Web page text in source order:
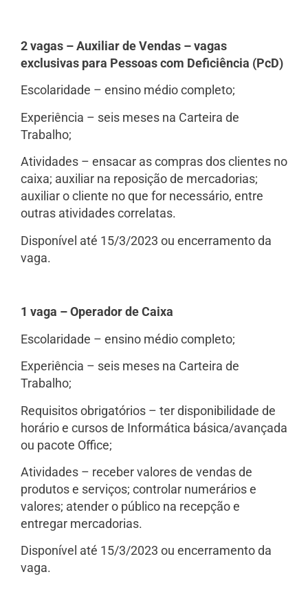
2 vagas – Auxiliar de Vendas – vagas
exclusivas para Pessoas com Deficiência (PcD)
Escolaridade – ensino médio completo;
Experiência – seis meses na Carteira de
Trabalho;
Atividades – ensacar as compras dos clientes no
caixa; auxiliar na reposição de mercadorias;
auxiliar o cliente no que for necessário, entre
outras atividades correlatas.
Disponível até 15/3/2023 ou encerramento da
vaga.
1 vaga – Operador de Caixa
Escolaridade – ensino médio completo;
Experiência – seis meses na Carteira de
Trabalho;
Requisitos obrigatórios – ter disponibilidade de
horário e cursos de Informática básica/avançada
ou pacote Office;
Atividades – receber valores de vendas de
produtos e serviços; controlar numerários e
valores; atender o público na recepção e
entregar mercadorias.
Disponível até 15/3/2023 ou encerramento da
vaga.